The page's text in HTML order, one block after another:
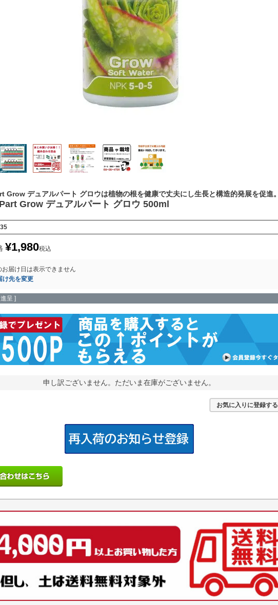
Grow デュアルパート グロウは植物の根を健康で丈夫にし生長と構造的発展を促進。
Grow デュアルパート グロウ 500ml
¥1,980税込
お届け日は表示できません
け先を変更
呈 ]
申し訳ございません。ただいま在庫がございません。
お気に入りに登録する